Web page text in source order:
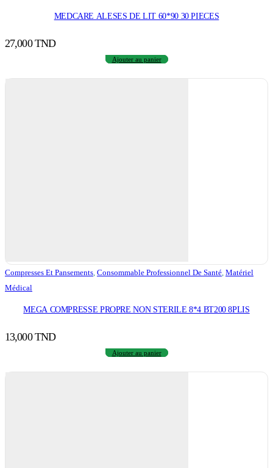
MEDCARE ALESES DE LIT 60*90 30 PIECES
27,000TND
Ajouter au panier
Compresses Et Pansements Consommable Professionnel De Santé Matériel
Médical
MEGA COMPRESSE PROPRE NON STERILE 8*4 BT200 8PLIS
13,000TND
Ajouter au panier